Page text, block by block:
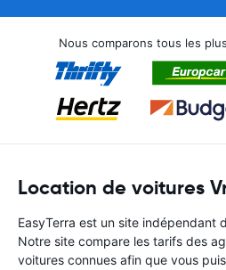
Nous comparons tous les
Location de voitures
EasyTerra est un site indépendant
Notre site compare les tarifs des
voitures connues afin que vous